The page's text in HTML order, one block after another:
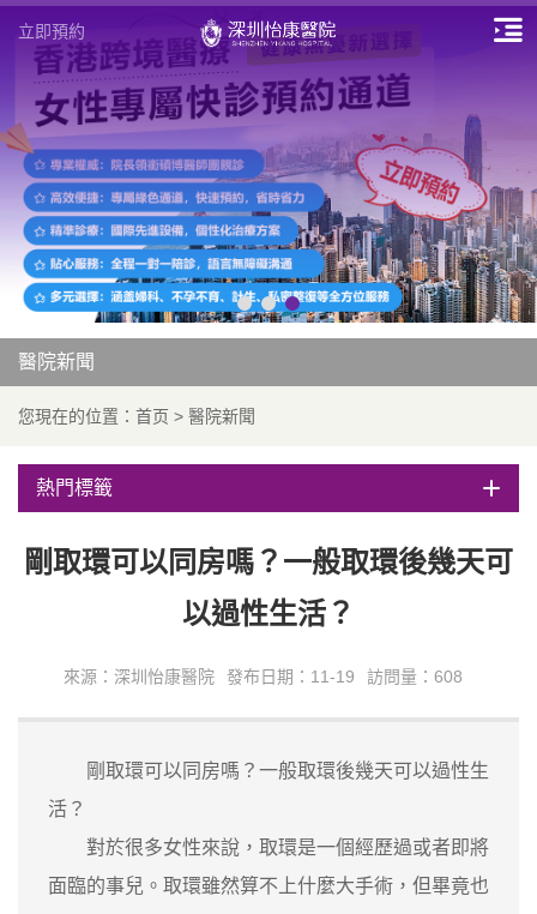
立即預約
醫院新聞
您現在的位置： 首页 > 醫院新聞
熱門標籤
剛取環可以同房嗎？一般取環後幾天可
以過性生活？
來源：深圳怡康醫院 發布日期：11-19 訪問量：608
剛取環可以同房嗎？一般取環後幾天可以過性生
活？
對於很多女性來說，取環是一個經歷過或者即將
面臨的事兒。取環雖然算不上什麼大手術，但畢竟也